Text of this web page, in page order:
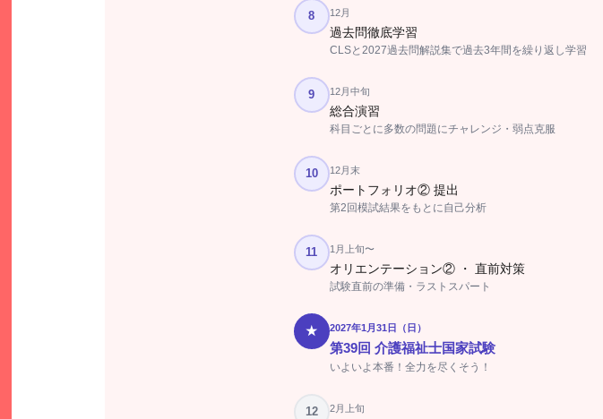
8 12月
過去問徹底学習
CLSと2027過去問解説集で過去3年間を繰り返し学習
9 12月中旬
総合演習
科目ごとに多数の問題にチャレンジ・弱点克服
10 12月末
ポートフォリオ② 提出
第2回模試結果をもとに自己分析
11 1月上旬〜
オリエンテーション② ・ 直前対策
試験直前の準備・ラストスパート
★ 2027年1月31日（日）
第39回 介護福祉士国家試験
いよいよ本番！全力を尽くそう！
12 2月上旬